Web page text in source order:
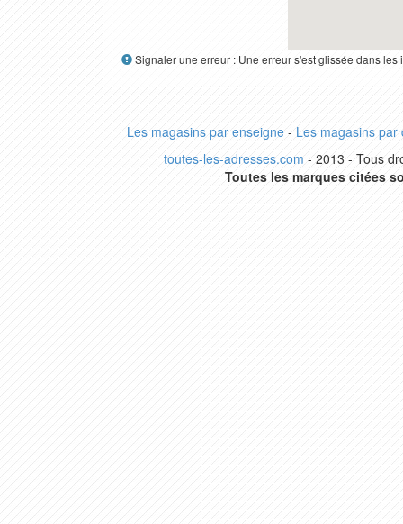
Signaler une erreur : Une erreur s'est glissée dans
Les magasins par enseigne- Les magasins par
toutes-les-adresses.com - 2013 - Tous
Toutes les marques citées